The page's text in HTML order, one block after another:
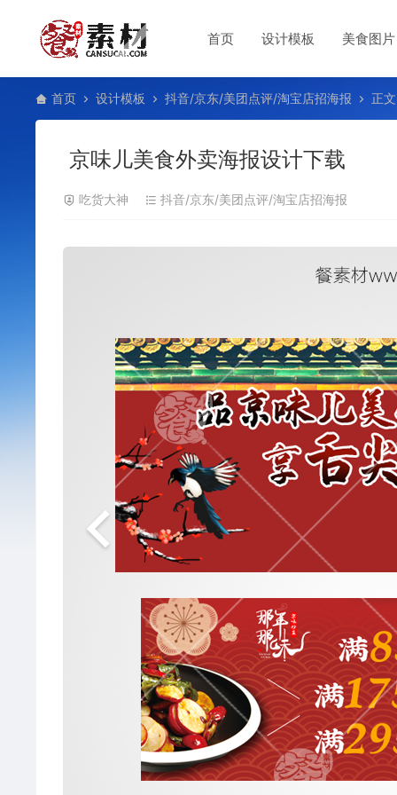
首页 设计模板 美食图片
首页 设计模板 抖音/京东/美团点评/淘宝店招海报 正文
京味儿美食外卖海报设计下载
吃货大神 抖音/京东/美团点评/淘宝店招海报